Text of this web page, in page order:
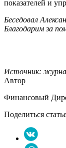
показателей и
Беседовал
Благодарим за
Источник:
Автор
Финансовый
Поделиться